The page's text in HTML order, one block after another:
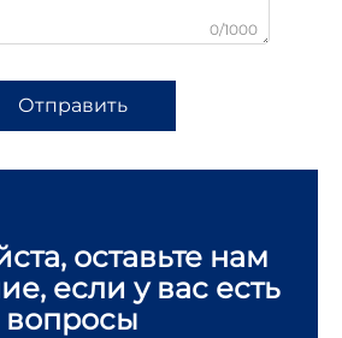
0/1000
Отправить
оставьте нам
если у вас есть
вопросы